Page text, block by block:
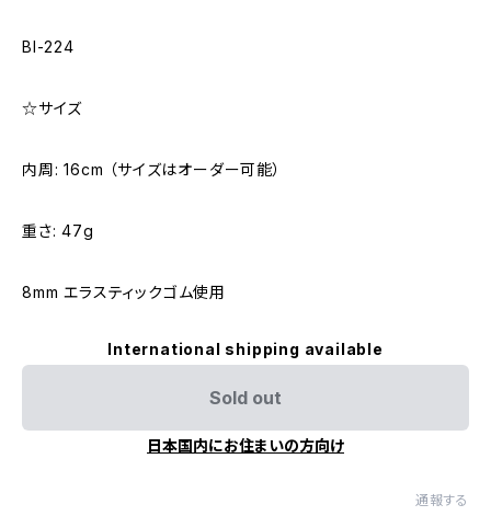
Bl-224
☆サイズ
内周: 16cm （サイズはオーダー可能）
重さ: 47g
8mm エラスティックゴム使用
International shipping available
Sold out
日本国内にお住まいの方向け
通報する